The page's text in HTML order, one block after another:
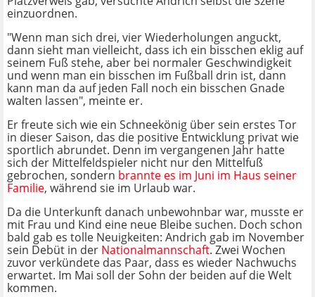
einzuordnen.
"Wenn man sich drei, vier Wiederholungen anguckt,
dann sieht man vielleicht, dass ich ein bisschen eklig auf
seinem Fuß stehe, aber bei normaler Geschwindigkeit
und wenn man ein bisschen im Fußball drin ist, dann
kann man da auf jeden Fall noch ein bisschen Gnade
walten lassen", meinte er.
Er freute sich wie ein Schneekönig über sein erstes Tor
in dieser Saison, das die positive Entwicklung privat wie
sportlich abrundet. Denn im vergangenen Jahr hatte
sich der Mittelfeldspieler nicht nur den Mittelfuß
gebrochen, sondern brannte es im Juni im Haus seiner
Familie, während sie im Urlaub war.
Da die Unterkunft danach unbewohnbar war, musste er
mit Frau und Kind eine neue Bleibe suchen. Doch schon
bald gab es tolle Neuigkeiten: Andrich gab im November
sein Debüt in der Nationalmannschaft. Zwei Wochen
zuvor verkündete das Paar, dass es wieder Nachwuchs
erwartet. Im Mai soll der Sohn der beiden auf die Welt
kommen.